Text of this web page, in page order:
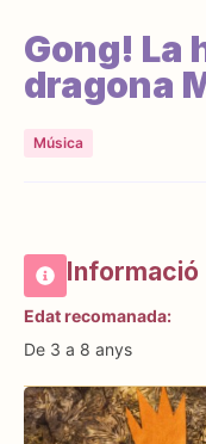
Gong! La
dragona
Música
Informació
Edat recomanada:
De 3 a 8 anys